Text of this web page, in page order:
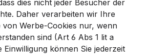
dies nicht jeder Besucher der
Daher verarbeiten wir Ihre
von Werbe-Cookies nur, wenn
sind (Art 6 Abs 1 lit a
Einwilligung können Sie jederzeit